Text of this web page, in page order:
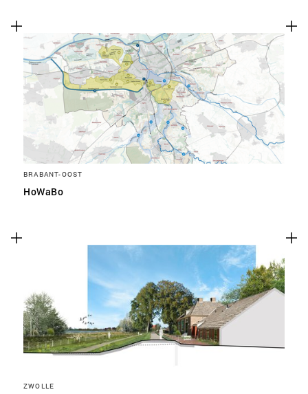
BRABANT-OOST
HoWaBo
ZWOLLE